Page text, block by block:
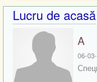
Lucru de acasă
A
06-